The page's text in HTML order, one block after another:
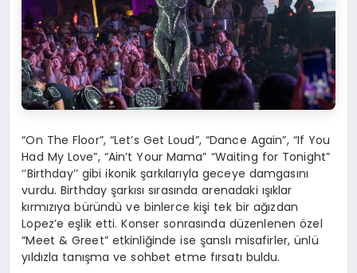
“On The Floor”, “Let’s Get Loud”, “Dance Again”, “If You
Had My Love”, “Ain’t Your Mama” “Waiting for Tonight”
‘’Birthday’’ gibi ikonik şarkılarıyla geceye damgasını
vurdu. Birthday şarkısı sırasında arenadaki ışıklar
kırmızıya büründü ve binlerce kişi tek bir ağızdan
Lopez’e eşlik etti. Konser sonrasında düzenlenen özel
“Meet & Greet” etkinliğinde ise şanslı misafirler, ünlü
yıldızla tanışma ve sohbet etme fırsatı buldu.